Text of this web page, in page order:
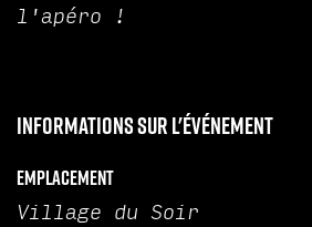
l'apéro !
Informations sur l'événement
Emplacement
Village du Soir